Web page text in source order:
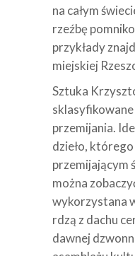
na całym
rzeźbę
przykłady
miejskiej
Sztuka
przemijania.
dzieło,
przemijającym
można
wykorzystana
rdzą z dachu
dawnej